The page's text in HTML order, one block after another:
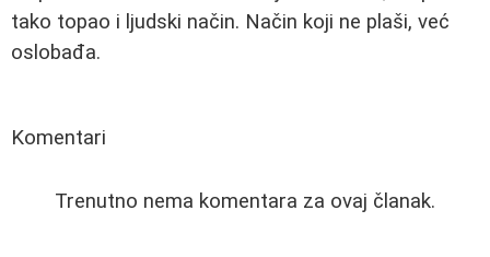
tako topao i ljudski način. Način koji ne plaši, već
oslobađa.
Komentari
Trenutno nema komentara za ovaj članak.